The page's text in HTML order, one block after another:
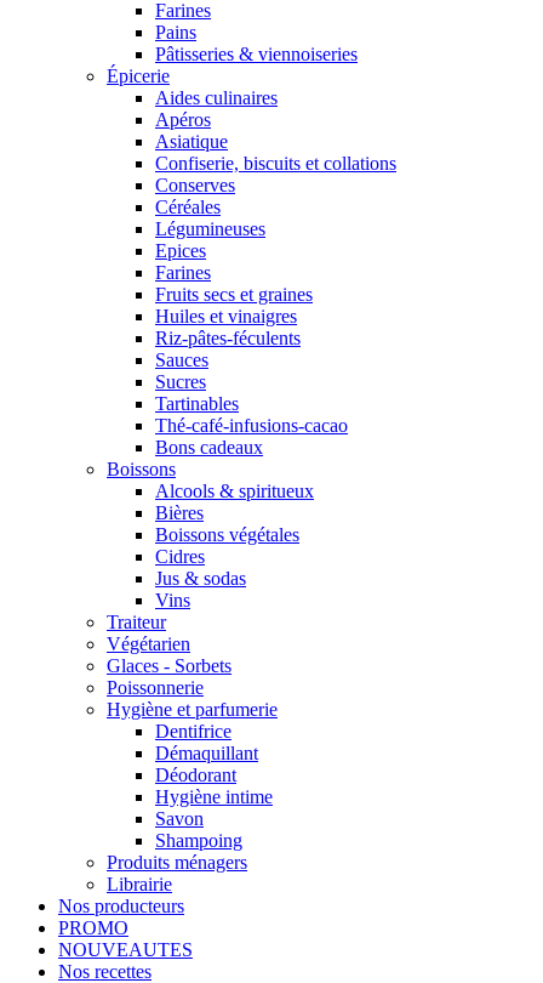
Farines
Pains
Pâtisseries & viennoiseries
Épicerie
Aides culinaires
Apéros
Asiatique
Confiserie, biscuits et collations
Conserves
Céréales
Légumineuses
Epices
Farines
Fruits secs et graines
Huiles et vinaigres
Riz-pâtes-féculents
Sauces
Sucres
Tartinables
Thé-café-infusions-cacao
Bons cadeaux
Boissons
Alcools & spiritueux
Bières
Boissons végétales
Cidres
Jus & sodas
Vins
Traiteur
Végétarien
Glaces - Sorbets
Poissonnerie
Hygiène et parfumerie
Dentifrice
Démaquillant
Déodorant
Hygiène intime
Savon
Shampoing
Produits ménagers
Librairie
Nos producteurs
PROMO
NOUVEAUTES
Nos recettes